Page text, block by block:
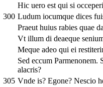
Hic uero est qui si
300 Ludum iocumque dices
Praeut huius rabies quae
Vt illum di deaeque
Meque adeo qui ei
Sed eccum Parmenonem.
alacris?
305 Vnde is? Egone? Nescio